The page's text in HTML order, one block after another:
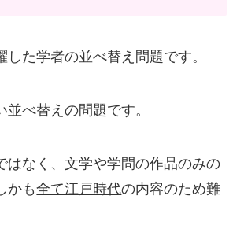
した学者の並べ替え問題です。
並べ替えの問題です。
はなく、文学や学問の作品のみの
かも全て江戸時代の内容のため難